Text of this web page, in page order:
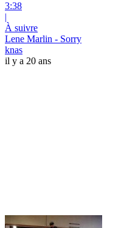
3:38
|
À suivre
Lene Marlin - Sorry
knas
il y a 20 ans